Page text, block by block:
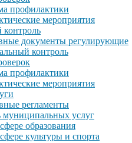
профилактики
мероприятия
документы регулирующие
контроль
профилактики
мероприятия
регламенты
муниципальных услуг
образования
культуры и спорта